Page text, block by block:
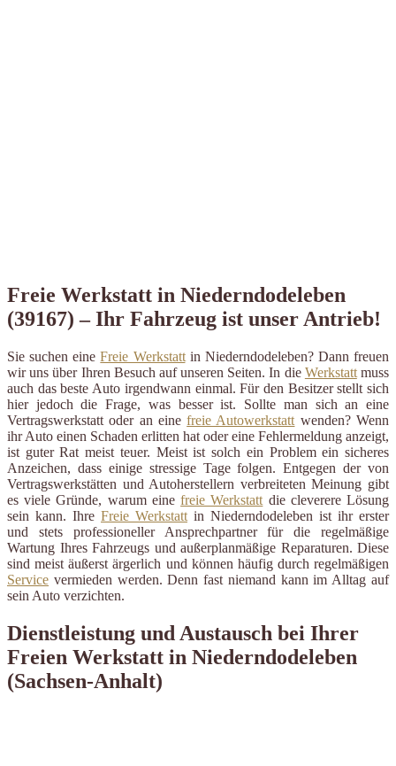
Freie Werkstatt in Niederndodeleben
(39167) – Ihr Fahrzeug ist unser Antrieb!
Sie suchen eineFreie Werkstattin Niederndodeleben? Dann freuen
wir uns über Ihren Besuch auf unseren Seiten. In die Werkstattmuss
auch das beste Auto irgendwann einmal. Für den Besitzer stellt sich
hier jedoch die Frage, was besser ist. Sollte man sich an eine
Vertragswerkstatt oder an einefreie Autowerkstatt wenden? Wenn
ihr Auto einen Schaden erlitten hat oder eine Fehlermeldung anzeigt,
ist guter Rat meist teuer. Meist ist solch ein Problem ein sicheres
Anzeichen, dass einige stressige Tage folgen. Entgegen der von
Vertragswerkstätten und Autoherstellern verbreiteten Meinung gibt
es viele Gründe, warum einefreie Werkstatt die cleverere Lösung
sein kann. Ihre Freie Werkstatt in Niederndodeleben ist ihr erster
und stets professioneller Ansprechpartner für die regelmäßige
Wartung Ihres Fahrzeugs und außerplanmäßige Reparaturen. Diese
sind meist äußerst ärgerlich und können häufig durch regelmäßigen
Service vermieden werden. Denn fast niemand kann im Alltag auf
sein Auto verzichten.
Dienstleistung und Austausch bei Ihrer
Freien Werkstatt in Niederndodeleben
(Sachsen-Anhalt)